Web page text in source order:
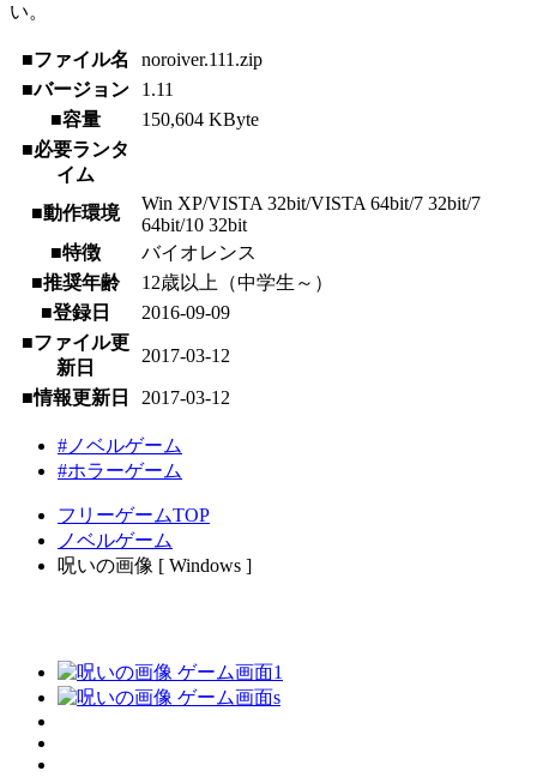
い。
■ファイル名
noroiver.111.zip
■バージョン
1.11
■容量
150,604 KByte
■必要ランタ
イム
■動作環境
Win XP/VISTA 32bit/VISTA 64bit/7 32bit/7
64bit/10 32bit
■特徴
バイオレンス
■推奨年齢
12歳以上（中学生～）
■登録日
2016-09-09
■ファイル更
新日
2017-03-12
■情報更新日 2017-03-12
#ノベルゲーム
#ホラーゲーム
フリーゲームTOP
ノベルゲーム
呪いの画像 [ Windows ]